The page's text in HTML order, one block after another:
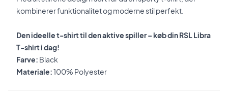
kombinerer funktionalitet og moderne stil perfekt.
Den ideelle t-shirt til den aktive spiller – køb din RSL Libra
T-shirt i dag!
Farve: Black
Materiale:100% Polyester